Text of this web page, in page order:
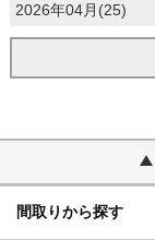
2026年04月(25)
間取りから探す